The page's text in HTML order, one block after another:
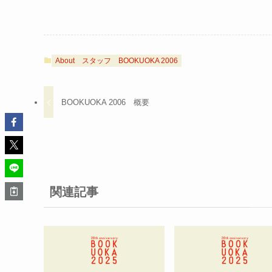
About スタッフ BOOKUOKA 2006
BOOKUOKA 2006 概要
関連記事